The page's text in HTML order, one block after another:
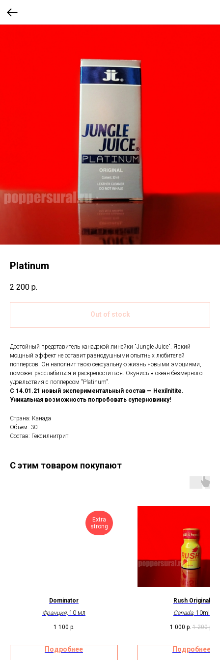
Platinum
2 200 р.
Out of stock
Достойный представитель канадской линейки "Jungle Juice". Яркий
мощный эффект не оставит равнодушными опытных любителей
попперсов. Он наполнит твою сексуальную жизнь новыми эмоциями,
поможет расслабиться и раскрепоститься. Окунись в океан безмерного
удовльствия с попперсом "Platinum".
С 14.01.21 новый экспериментальный состав — Hexilnitite.
Уникальная возможность попробовать суперновинку!
Страна: Канада
Объем: 30
Состав: Гексилнитрит
С этим товаром покупают
Extra
strong
Dominator
Франция, 10 мл
1 100 р.
Подробнее
Rush Original
Canada, 10ml
1 000 р. 1 200 р.
Подробнее